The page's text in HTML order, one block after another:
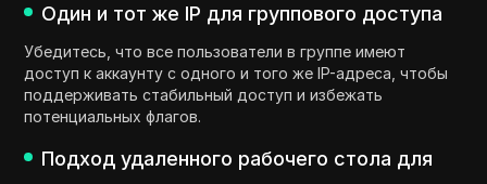
Один и тот же IP для группового доступа
Убедитесь, что все пользователи в группе имеют
доступ к аккаунту с одного и того же IP-адреса, чтобы
поддерживать стабильный доступ и избежать
потенциальных флагов.
Подход удаленного рабочего стола для